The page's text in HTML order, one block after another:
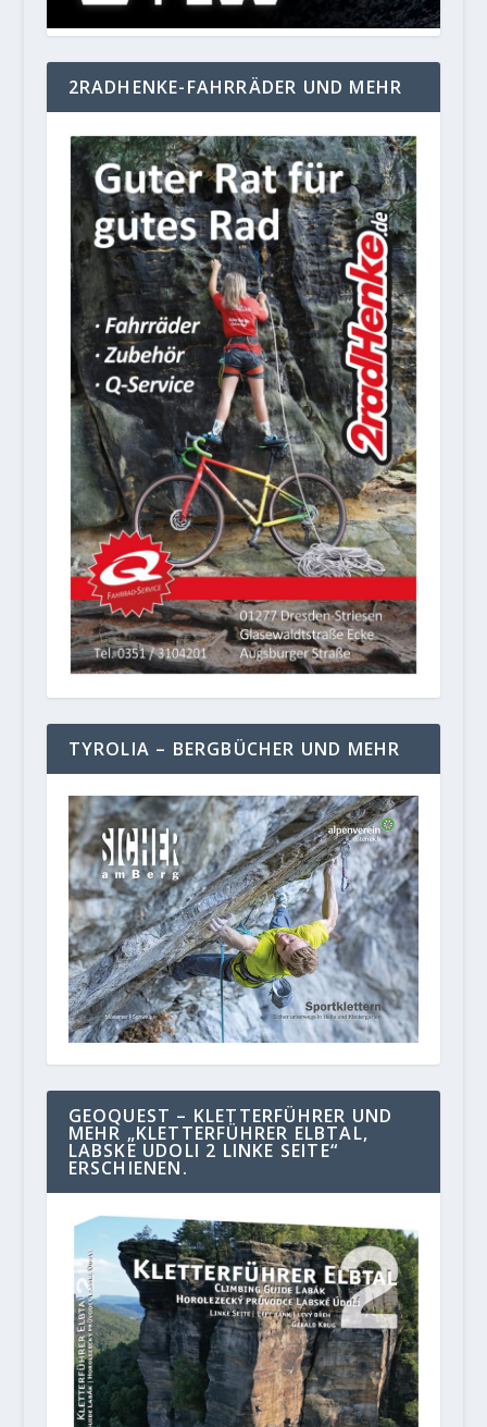
2RADHENKE-FAHRRÄDER UND MEHR
TYROLIA – BERGBÜCHER UND MEHR
GEOQUEST – KLETTERFÜHRER UND
MEHR „KLETTERFÜHRER ELBTAL,
LABSKE UDOLI 2 LINKE SEITE“
ERSCHIENEN.